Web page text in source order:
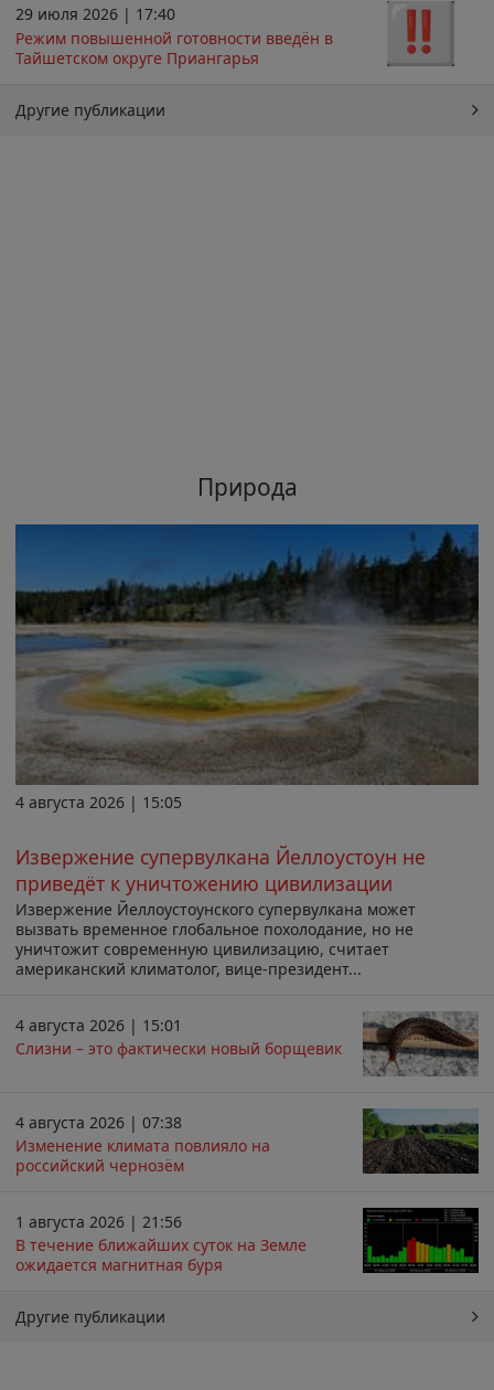
29 июля 2026 | 17:40
Режим повышенной готовности введён в
Тайшетском округе Приангарья
Другие публикации
Природа
4 августа 2026 | 15:05
Извержение супервулкана Йеллоустоун не
приведёт к уничтожению цивилизации
Извержение Йеллоустоунского супервулкана может
вызвать временное глобальное похолодание, но не
уничтожит современную цивилизацию, считает
американский климатолог, вице-президент...
4 августа 2026 | 15:01
Слизни – это фактически новый борщевик
4 августа 2026 | 07:38
Изменение климата повлияло на
российский чернозём
1 августа 2026 | 21:56
В течение ближайших суток на Земле
ожидается магнитная буря
Другие публикации